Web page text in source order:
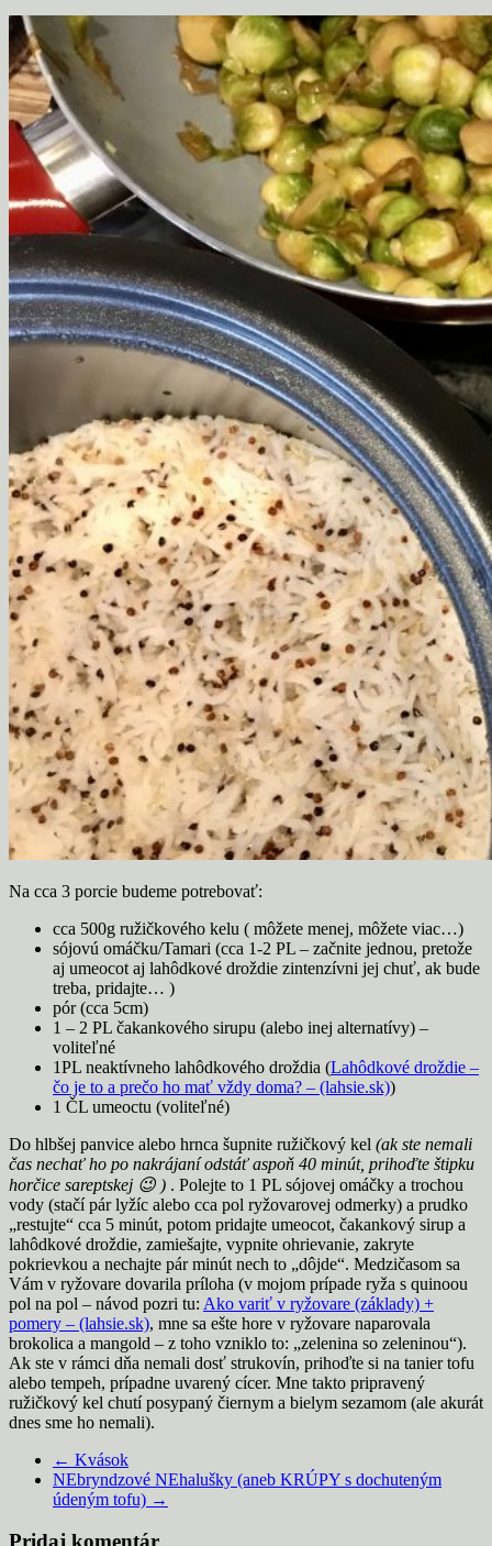
Na cca 3 porcie budeme potrebovať:
cca 500g ružičkového kelu ( môžete menej, môžete viac…)
sójovú omáčku/Tamari (cca 1-2 PL – začnite jednou, pretože
aj umeocot aj lahôdkové droždie zintenzívni jej chuť, ak bude
treba, pridajte… )
pór (cca 5cm)
1 – 2 PL čakankového sirupu (alebo inej alternatívy) –
voliteľné
1PL neaktívneho lahôdkového droždia (Lahôdkové droždie –
čo je to a prečo ho mať vždy doma? – (lahsie.sk))
1 ČL umeoctu (voliteľné)
Do hlbšej panvice alebo hrnca šupnite ružičkový kel (ak ste nemali
čas nechať ho po nakrájaní odstáť aspoň 40 minút, prihoďte štipku
horčice sareptskej 😉 ) . Polejte to 1 PL sójovej omáčky a trochou
vody (stačí pár lyžíc alebo cca pol ryžovarovej odmerky) a prudko
„restujte“ cca 5 minút, potom pridajte umeocot, čakankový sirup a
lahôdkové droždie, zamiešajte, vypnite ohrievanie, zakryte
pokrievkou a nechajte pár minút nech to „dôjde“. Medzičasom sa
Vám v ryžovare dovarila príloha (v mojom prípade ryža s quinoou
pol na pol – návod pozri tu: Ako variť v ryžovare (základy) +
pomery – (lahsie.sk), mne sa ešte hore v ryžovare naparovala
brokolica a mangold – z toho vzniklo to: „zelenina so zeleninou“).
Ak ste v rámci dňa nemali dosť strukovín, prihoďte si na tanier tofu
alebo tempeh, prípadne uvarený cícer. Mne takto pripravený
ružičkový kel chutí posypaný čiernym a bielym sezamom (ale akurát
dnes sme ho nemali).
← Kvások
NEbryndzové NEhalušky (aneb KRÚPY s dochuteným
údeným tofu) →
Pridaj komentár